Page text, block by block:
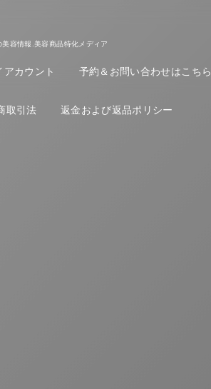
容情報.美容商品特化メディア
アカウント 予約＆お問い合わせはこちら
取引法 返金および返品ポリシー